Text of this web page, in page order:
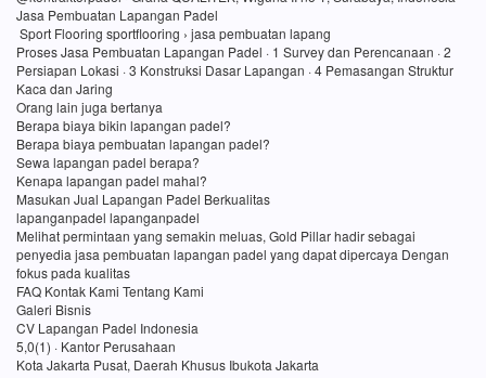
Jasa Pembuatan Lapangan Padel
Sport Flooring sportflooring › jasa pembuatan lapang
Proses Jasa Pembuatan Lapangan Padel · 1 Survey dan Perencanaan · 2
Persiapan Lokasi · 3 Konstruksi Dasar Lapangan · 4 Pemasangan Struktur
Kaca dan Jaring
Orang lain juga bertanya
Berapa biaya bikin lapangan padel?
Berapa biaya pembuatan lapangan padel?
Sewa lapangan padel berapa?
Kenapa lapangan padel mahal?
Masukan Jual Lapangan Padel Berkualitas
lapanganpadel lapanganpadel
Melihat permintaan yang semakin meluas, Gold Pillar hadir sebagai
penyedia jasa pembuatan lapangan padel yang dapat dipercaya Dengan
fokus pada kualitas
FAQ Kontak Kami Tentang Kami
Galeri Bisnis
CV Lapangan Padel Indonesia
5,0(1) · Kantor Perusahaan
Kota Jakarta Pusat, Daerah Khusus Ibukota Jakarta